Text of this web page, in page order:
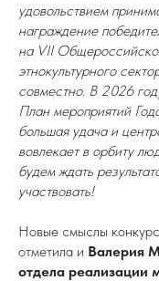
удовольствием
награждение
на VII
этнокультурного
совместно. В 2026
План мероприятий
большая удача и
вовлекает в орбиту
будем ждать
участвовать!
Новые смыслы
отметила и Валерия
отдела реализации